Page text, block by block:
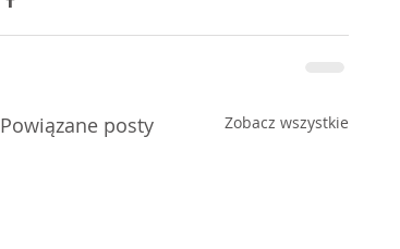
Powiązane posty Zobacz wszystkie